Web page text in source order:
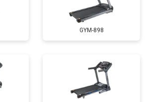
GYM-898